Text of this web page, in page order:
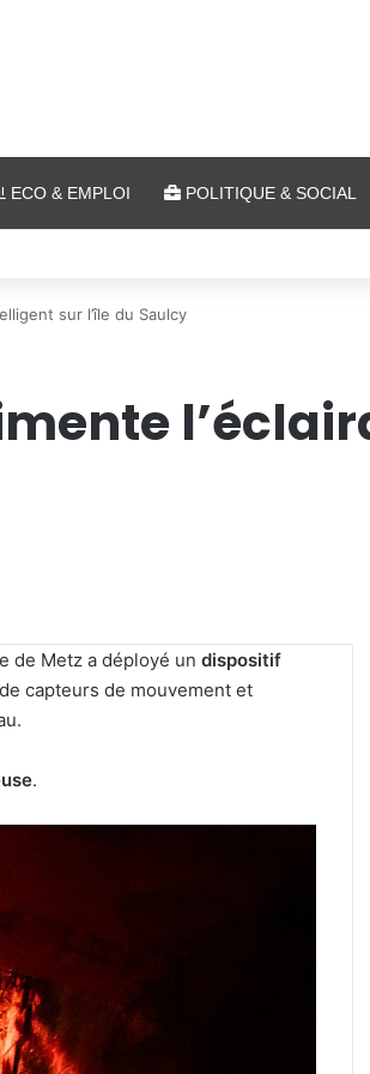
ECO & EMPLOI POLITIQUE & SOCIAL
sur l’île du Saulcy
de Metz a déployé un dispositif
capteurs de mouvement et
.
Un